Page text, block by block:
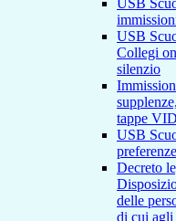
USB
USB
Collegi
silenzio
tappe
USB
preferenze
Decreto
delle
di cui agli